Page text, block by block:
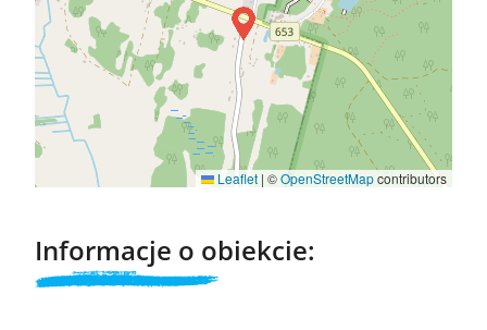
Leaflet | ©OpenStreetMapcontributors
Informacje o obiekcie: